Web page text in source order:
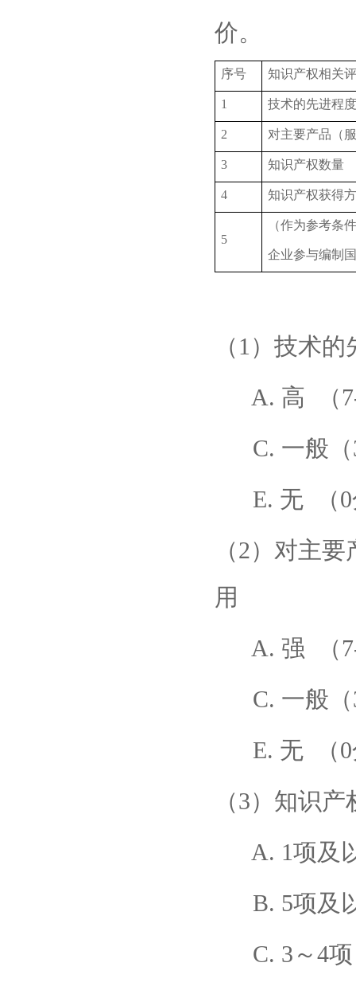
价。
序号 知识产权相关
1 技术的先进程
2 对主要产品（
3 知识产权数量
4 知识产权获得
5
（作为参考条
企业参与编制
（1）技术
A. 高 （7-
C. 一般（
E. 无 （0
（2）对主
用
A. 强 （7-
C. 一般（
E. 无 （0
（3）知识
A. 1项及以
B. 5项及
C. 3～4